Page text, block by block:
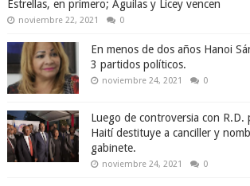
Estrellas, en primero; Águilas y Licey vencen
noviembre 22, 2021 0
En menos de dos años Hanoi
3 partidos políticos.
noviembre 24, 2021 0
Luego de controversia con R.D.
Haití destituye a canciller y
gabinete.
noviembre 24, 2021 0